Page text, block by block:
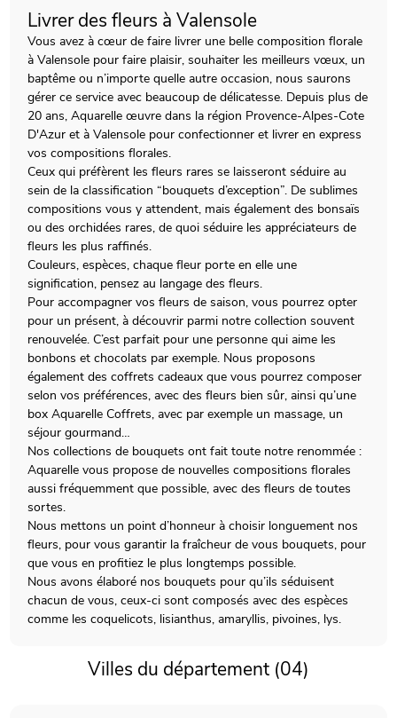
Livrer des fleurs à Valensole
Vous avez à cœur de faire livrer une belle composition florale
à Valensole pour faire plaisir, souhaiter les meilleurs vœux, un
baptême ou n’importe quelle autre occasion, nous saurons
gérer ce service avec beaucoup de délicatesse. Depuis plus de
20 ans, Aquarelle œuvre dans la région Provence-Alpes-Cote
D'Azur et à Valensole pour confectionner et livrer en express
vos compositions florales.
Ceux qui préfèrent les fleurs rares se laisseront séduire au
sein de la classification “bouquets d’exception”. De sublimes
compositions vous y attendent, mais également des bonsaïs
ou des orchidées rares, de quoi séduire les appréciateurs de
fleurs les plus raffinés.
Couleurs, espèces, chaque fleur porte en elle une
signification, pensez au langage des fleurs.
Pour accompagner vos fleurs de saison, vous pourrez opter
pour un présent, à découvrir parmi notre collection souvent
renouvelée. C’est parfait pour une personne qui aime les
bonbons et chocolats par exemple. Nous proposons
également des coffrets cadeaux que vous pourrez composer
selon vos préférences, avec des fleurs bien sûr, ainsi qu’une
box Aquarelle Coffrets, avec par exemple un massage, un
séjour gourmand…
Nos collections de bouquets ont fait toute notre renommée :
Aquarelle vous propose de nouvelles compositions florales
aussi fréquemment que possible, avec des fleurs de toutes
sortes.
Nous mettons un point d’honneur à choisir longuement nos
fleurs, pour vous garantir la fraîcheur de vous bouquets, pour
que vous en profitiez le plus longtemps possible.
Nous avons élaboré nos bouquets pour qu’ils séduisent
chacun de vous, ceux-ci sont composés avec des espèces
comme les coquelicots, lisianthus, amaryllis, pivoines, lys.
Villes du département (04)